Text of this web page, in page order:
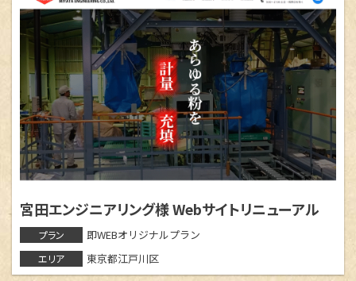
食品加工
デジタル・DX化講習
ウルトラプリント
リクルートプラン
Webサイト更新
LP（ランディングページ）
各種デザイン
ロゴマーク 名刺 / カード
パンフレット
チラシ / ポスター
その他
受付 9:00～17:00 土日・祝祭日を除く
メールフォーム
地域から探す
大阪府
東大阪市 堺市
東京都
江戸川区
練馬区
千代田区
群馬県
館林市 太田市
伊勢崎市
前橋市
邑楽郡大泉町
宮田エンジニアリング様 Webサイトリニューアル
プラン 即WEBオリジナルプラン
エリア 東京都江戸川区